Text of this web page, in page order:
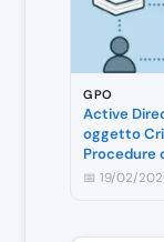
GPO
Active
oggetto
Procedure
📅 19/02/